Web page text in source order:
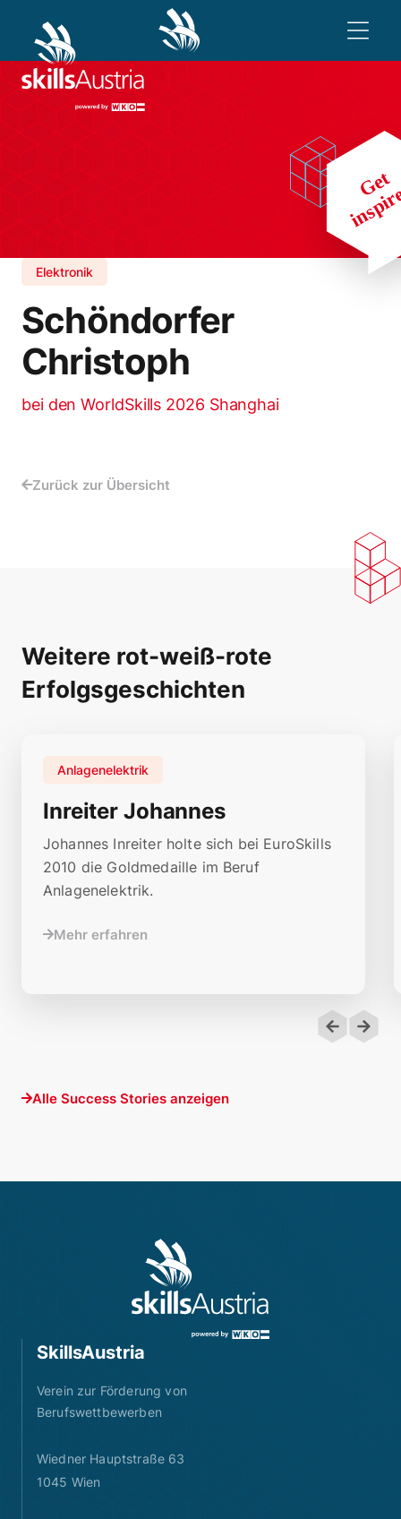
Elektronik
Schöndorfer
Christoph
bei den WorldSkills 2026 Shanghai
Zurück zur Übersicht
Weitere rot-weiß-rote
Erfolgsgeschichten
Inreiter Johannes
Anlagenelektrik
Johannes Inreiter holte sich bei EuroSkills
2010 die Goldmedaille im Beruf
Anlagenelektrik.
Mehr erfahren
Alle Success Stories anzeigen
SkillsAustria
Verein zur Förderung von
Berufswettbewerben
Wiedner Hauptstraße 63
1045 Wien